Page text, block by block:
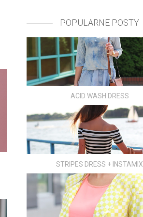
POPULARNE POSTY
ACID WASH DRESS
STRIPES DRESS + INSTAMIX